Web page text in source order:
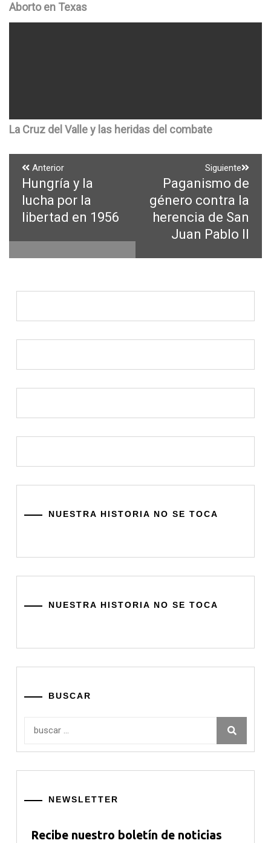
Aborto en Texas
La Cruz del Valle y las heridas del combate
Navegación
de
entradas
Anterior
Entrada
anterior:
Hungría y la
lucha por la
libertad en 1956
Siguiente
Entrada
siguiente:
Paganismo de
género contra la
herencia de San
Juan Pablo II
NUESTRA HISTORIA NO SE TOCA
NUESTRA HISTORIA NO SE TOCA
BUSCAR
NEWSLETTER
Recibe nuestro boletín de noticias